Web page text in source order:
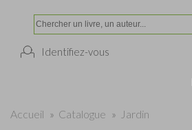
Identifiez-vous
Accueil » Catalogue » Jardin